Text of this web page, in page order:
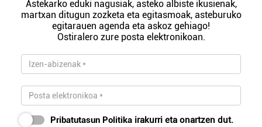
Astekarko eduki nagusiak, asteko albiste ikusienak,
martxan ditugun zozketa eta egitasmoak, asteburuko
egitarauen agenda eta askoz gehiago!
Ostiralero zure posta elektronikoan.
Pribatutasun Politika irakurri eta onartzen dut.